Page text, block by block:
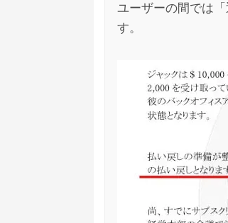
匿名 ジュビ
1年前にジュビリーエー
ということですよね？
3
ジュビリーエースはも
ユーザーの間では
す。